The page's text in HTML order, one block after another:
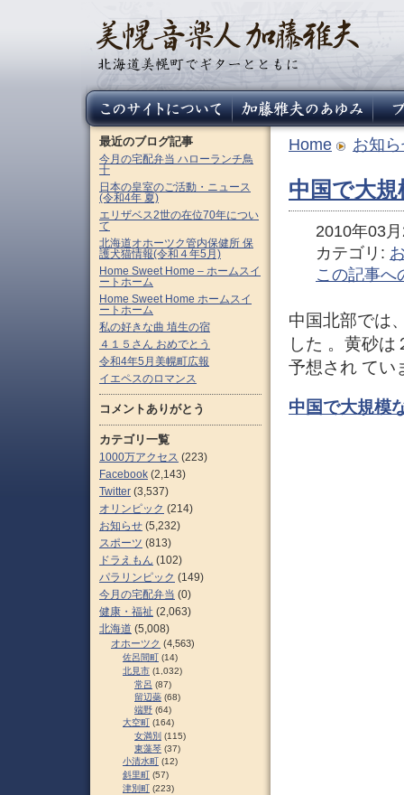
Home お知
中国で大
2010年03
カテゴリ:
この記事へ
中国北部では
した 。黄砂
予想され てい
中国で大規模
最近のブログ記事
今月の宅配弁当 ハローランチ鳥
十
日本の皇室のご活動・ニュース
(令和4年 夏)
エリザベス2世の在位70年につい
て
北海道オホーツク管内保健所 保
護犬猫情報(令和４年5月)
Home Sweet Home – ホームスイ
ートホーム
Home Sweet Home ホームスイ
ートホーム
私の好きな曲 埴生の宿
４１５さん おめでとう
令和4年5月美幌町広報
イエペスのロマンス
コメントありがとう
カテゴリ一覧
1000万アクセス (223)
Facebook (2,143)
Twitter (3,537)
オリンピック (214)
お知らせ (5,232)
スポーツ (813)
ドラえもん (102)
パラリンピック (149)
今月の宅配弁当 (0)
健康・福祉 (2,063)
北海道 (5,008)
オホーツク (4,563)
佐呂間町 (14)
北見市 (1,032)
常呂 (87)
留辺蘂 (68)
端野 (64)
大空町 (164)
女満別 (115)
東藻琴 (37)
小清水町 (12)
斜里町 (57)
津別町 (223)